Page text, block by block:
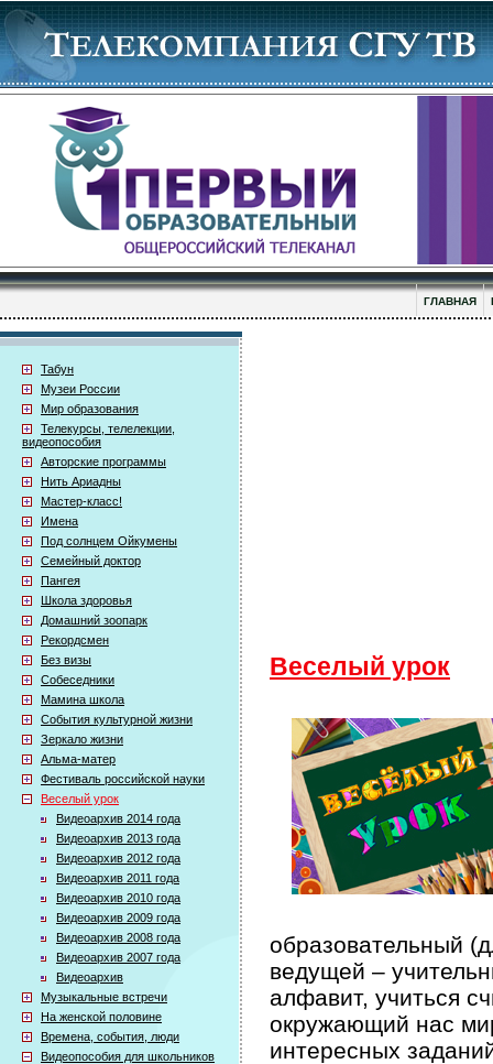
ГЛАВНАЯ
Табун
Музеи России
Мир образования
Телекурсы, телелекции,
видеопособия
Авторские программы
Нить Ариадны
Мастер-класс!
Имена
Под солнцем Ойкумены
Семейный доктор
Пангея
Школа здоровья
Домашний зоопарк
Рекордсмен
Без визы
Собеседники
Мамина школа
События культурной жизни
Зеркало жизни
Альма-матер
Фестиваль российской науки
Веселый урок
Видеоархив 2014 года
Видеоархив 2013 года
Видеоархив 2012 года
Видеоархив 2011 года
Видеоархив 2010 года
Видеоархив 2009 года
Видеоархив 2008 года
Видеоархив 2007 года
Видеоархив
Музыкальные встречи
На женской половине
Времена, события, люди
Видеопособия для школьников
Веселый урок
образовательный
ведущей –
алфавит, учиться
окружающий нас
интересных